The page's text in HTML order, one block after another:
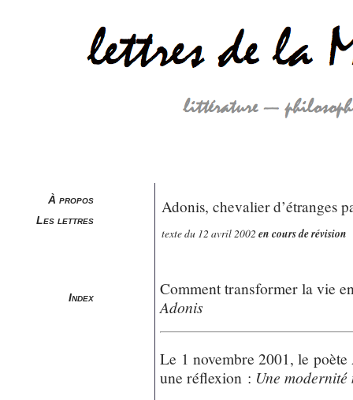
À propos
Les lettres
Index
Adonis, chevalier d’étranges
texte du 12 avril 2002en cours de révision
Comment transformer la vie
Adonis
Le 1 novembre 2001, le
une réflexion : Une modernité